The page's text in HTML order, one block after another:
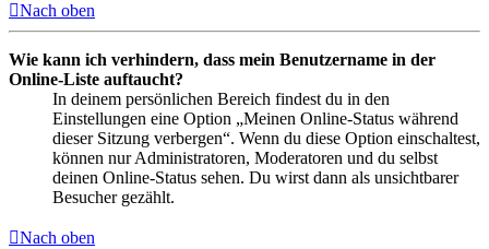
Nach oben
Wie kann ich verhindern, dass mein Benutzername in der
Online-Liste auftaucht?
In deinem persönlichen Bereich findest du in den
Einstellungen eine Option „Meinen Online-Status während
dieser Sitzung verbergen“. Wenn du diese Option einschaltest,
können nur Administratoren, Moderatoren und du selbst
deinen Online-Status sehen. Du wirst dann als unsichtbarer
Besucher gezählt.
Nach oben